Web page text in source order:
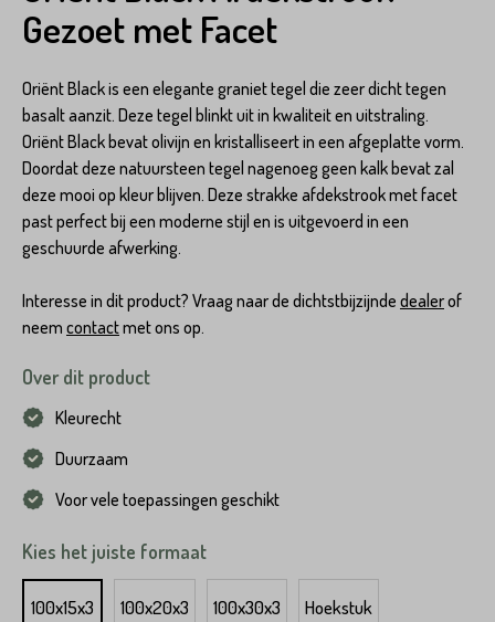
Gezoet met Facet
Oriënt Black is een elegante graniet tegel die zeer dicht tegen
basalt aanzit. Deze tegel blinkt uit in kwaliteit en uitstraling.
Oriënt Black bevat olivijn en kristalliseert in een afgeplatte vorm.
Doordat deze natuursteen tegel nagenoeg geen kalk bevat zal
deze mooi op kleur blijven. Deze strakke afdekstrook met facet
past perfect bij een moderne stijl en is uitgevoerd in een
geschuurde afwerking.
Interesse in dit product? Vraag naar de dichtstbijzijnde dealerof
neem contactmet ons op.
Over dit product
Kleurecht
Duurzaam
Voor vele toepassingen geschikt
Kies het juiste formaat
100x15x3 100x20x3 100x30x3 Hoekstuk